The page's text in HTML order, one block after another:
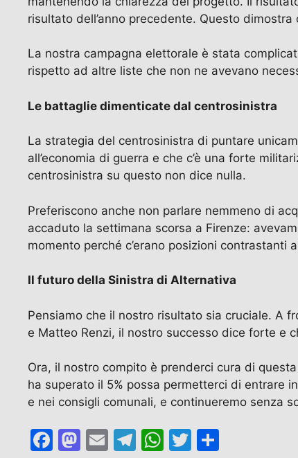
risultato dell’anno precedente. Questo
La nostra campagna elettorale è stata
rispetto ad altre liste che non ne avevano
Le battaglie dimenticate dal centrosinistra
La strategia del centrosinistra di puntare
all’economia di guerra e che c’è una forte
centrosinistra su questo non dice nulla.
Preferiscono anche non parlare nemmeno di
accaduto la settimana scorsa a Firenze:
momento perché c’erano posizioni
Il futuro della Sinistra di Alternativa
Pensiamo che il nostro risultato sia cruciale. A
e Matteo Renzi, il nostro successo dice forte e
Ora, il nostro compito è prenderci cura di
ha superato il 5% possa permetterci di entrare
e nei consigli comunali, e continueremo senza
F
M E
T
W T